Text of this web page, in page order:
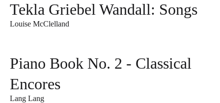
Tekla Griebel Wandall: Songs
Louise McClelland
Piano Book No. 2 - Classical
Encores
Lang Lang